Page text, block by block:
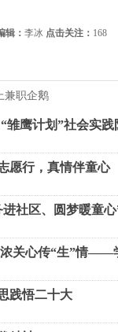
辑： 李冰 点击关注： 168
兼职企鹅
雏鹰计划”社会实践
愿行，真情伴童心
社区、圆梦暖童心
关心传“生”情——
践悟二十大